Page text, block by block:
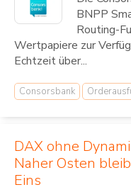
BNPP
Routing-
Wertpapiere zur
Echtzeit über...
Consorsbank
DAX ohne
Naher Osten
Eins